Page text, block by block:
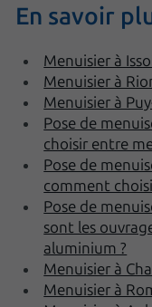
En savoir
Menuisier à
Menuisier à
Menuisier à
Pose de
choisir entre
Pose de
comment
Pose de
sont les
aluminium ?
Menuisier à
Menuisier à